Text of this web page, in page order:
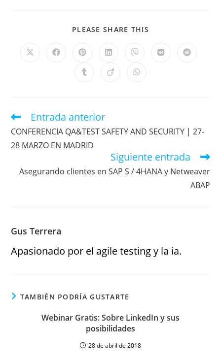
PLEASE SHARE THIS
Entrada anterior
CONFERENCIA QA&TEST SAFETY AND SECURITY | 27-
28 MARZO EN MADRID
Siguiente entrada
Asegurando clientes en SAP S / 4HANA y Netweaver
ABAP
Gus Terrera
Apasionado por el agile testing y la ia.
TAMBIÉN PODRÍA GUSTARTE
Webinar Gratis: Sobre LinkedIn y sus
posibilidades
28 de abril de 2018